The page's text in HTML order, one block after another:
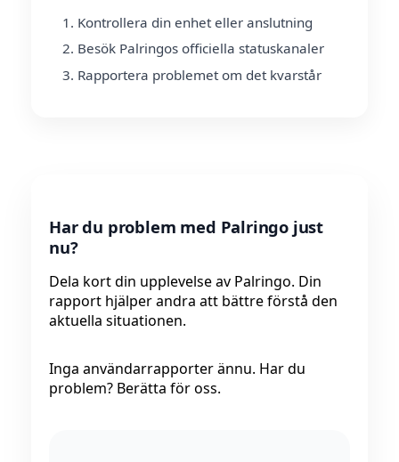
Kontrollera din enhet eller anslutning
Besök Palringos officiella statuskanaler
Rapportera problemet om det kvarstår
Har du problem med Palringo just
nu?
Dela kort din upplevelse av Palringo. Din
rapport hjälper andra att bättre förstå den
aktuella situationen.
Inga användarrapporter ännu. Har du
problem? Berätta för oss.